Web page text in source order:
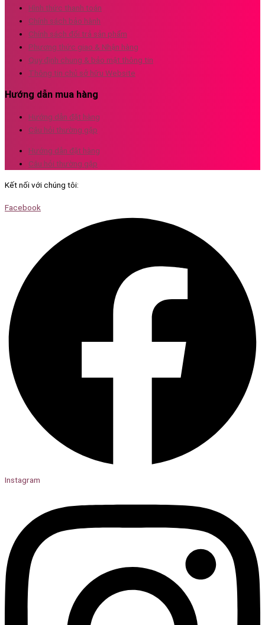
Hình thức thanh toán
Chính sách bảo hành
Chính sách đổi trả sản phẩm
Phương thức giao & Nhận hàng
Quy định chung & bảo mật thông tin
Thông tin chủ sở hữu Website
Hướng dẫn mua hàng
Hướng dẫn đặt hàng
Câu hỏi thường gặp
Hướng dẫn đặt hàng
Câu hỏi thường gặp
Kết nối với chúng tôi:
Facebook
Instagram